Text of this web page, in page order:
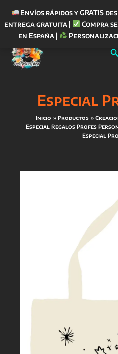
Envíos rápidos y GRATIS
entrega gratuita |
Compra
en España |
contenido
Especial
Inicio Productos
Especial Regalos Profes
Especial